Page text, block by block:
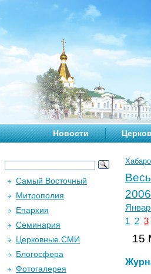
Новости
2006
1
2 3
15
Самый Восточный
Митрополия
Епархия
Семинария
Церковные СМИ
Блогосфера
Фотогалерея